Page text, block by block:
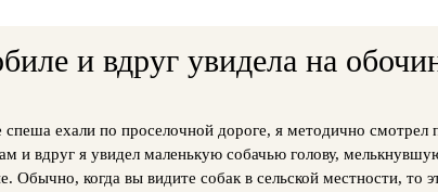
и вдруг увидела на
ехали по проселочной дороге, я методично смотрел
и вдруг я увидел маленькую собачью голову,
Обычно, когда вы видите собак в сельской местности, то